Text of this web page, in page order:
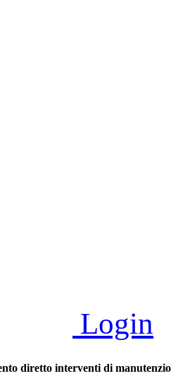
Login
diretto interventi di